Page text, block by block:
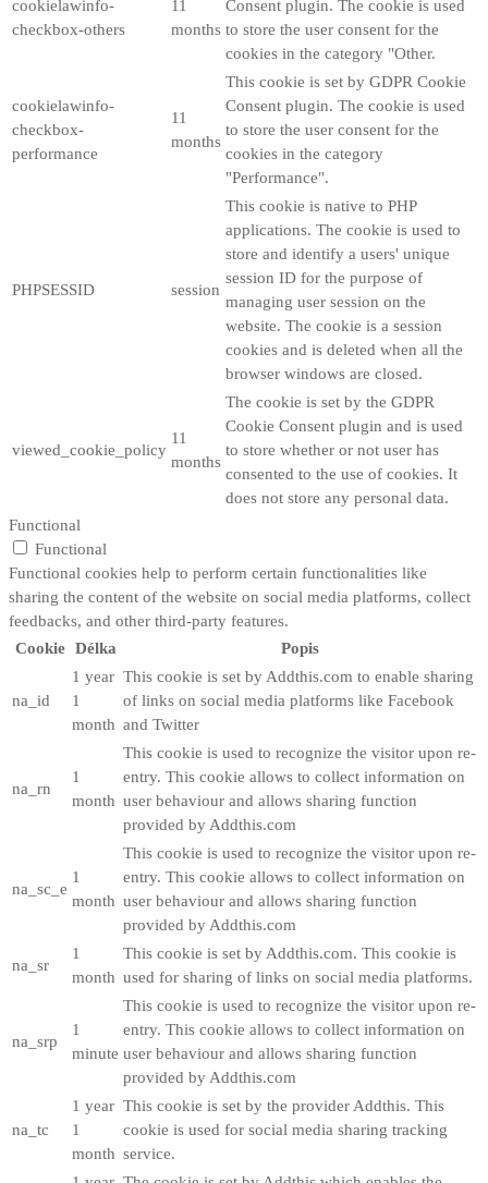
cookielawinfo-
checkbox-others
11
months
Consent plugin. The cookie is used
to store the user consent for the
cookies in the category "Other.
cookielawinfo-
checkbox-
performance
11
months
This cookie is set by GDPR Cookie
Consent plugin. The cookie is used
to store the user consent for the
cookies in the category
"Performance".
PHPSESSID session
This cookie is native to PHP
applications. The cookie is used to
store and identify a users' unique
session ID for the purpose of
managing user session on the
website. The cookie is a session
cookies and is deleted when all the
browser windows are closed.
viewed_cookie_policy
11
months
The cookie is set by the GDPR
Cookie Consent plugin and is used
to store whether or not user has
consented to the use of cookies. It
does not store any personal data.
Functional
Functional
Functional cookies help to perform certain functionalities like
sharing the content of the website on social media platforms, collect
feedbacks, and other third-party features.
Cookie Délka Popis
na_id
1 year
1
month
This cookie is set by Addthis.com to enable sharing
of links on social media platforms like Facebook
and Twitter
na_rn
1
month
This cookie is used to recognize the visitor upon re-
entry. This cookie allows to collect information on
user behaviour and allows sharing function
provided by Addthis.com
na_sc_e
1
month
This cookie is used to recognize the visitor upon re-
entry. This cookie allows to collect information on
user behaviour and allows sharing function
provided by Addthis.com
na_sr
1
month
This cookie is set by Addthis.com. This cookie is
used for sharing of links on social media platforms.
na_srp
1
minute
This cookie is used to recognize the visitor upon re-
entry. This cookie allows to collect information on
user behaviour and allows sharing function
provided by Addthis.com
na_tc
1 year
1
month
This cookie is set by the provider Addthis. This
cookie is used for social media sharing tracking
service.